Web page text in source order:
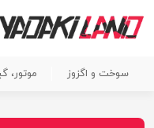
سوخت و اگزوز موتور،